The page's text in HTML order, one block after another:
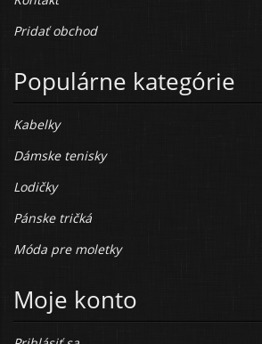
Pridať obchod
Populárne kategórie
Kabelky
Dámske tenisky
Lodičky
Pánske tričká
Móda pre moletky
Moje konto